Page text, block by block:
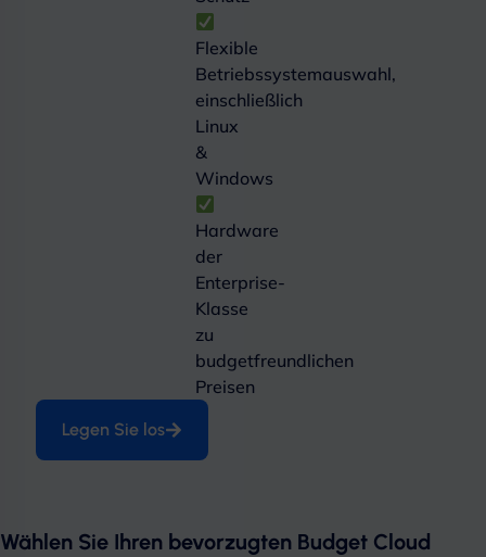
Flexible
Betriebssystemauswahl,
einschließlich
Linux
&
Windows
Hardware
der
Enterprise-
Klasse
zu
budgetfreundlichen
Preisen
Legen Sie los
Wählen Sie Ihren bevorzugten Budget Cloud